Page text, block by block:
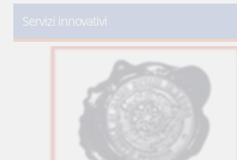
Servizi innovativi